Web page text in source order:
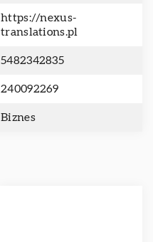
https://nexus-
translations.pl
5482342835
240092269
Biznes